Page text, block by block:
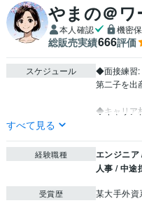
やまの＠ワ
本人確認 機密
総販売実績666評価
スケジュール
◆面接練習:
第二子を出
◆キャリア
すべて見る
経験職種
エンジニ
人事 / 中途
受賞歴 某大手外資